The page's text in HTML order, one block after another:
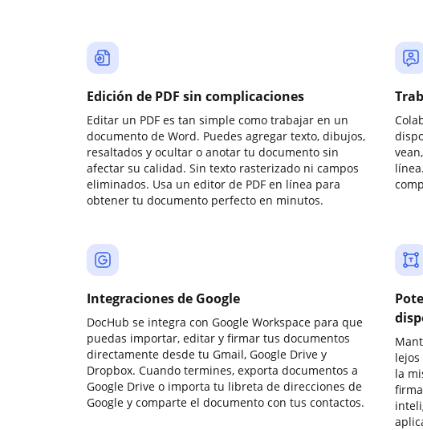
Edición de PDF sin complicaciones
Editar un PDF es tan simple como trabajar en un
documento de Word. Puedes agregar texto, dibujos,
resaltados y ocultar o anotar tu documento sin
afectar su calidad. Sin texto rasterizado ni campos
eliminados. Usa un editor de PDF en línea para
obtener tu documento perfecto en minutos.
Integraciones de Google
DocHub se integra con Google Workspace para que
puedas importar, editar y firmar tus documentos
directamente desde tu Gmail, Google Drive y
Dropbox. Cuando termines, exporta documentos a
Google Drive o importa tu libreta de direcciones de
Google y comparte el documento con tus contactos.
la